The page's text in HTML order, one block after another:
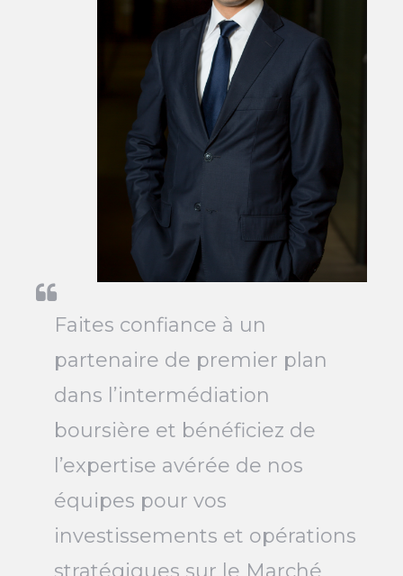
Faites confiance à un
partenaire de premier plan
dans l’intermédiation
boursière et bénéficiez de
l’expertise avérée de nos
équipes pour vos
investissements et opérations